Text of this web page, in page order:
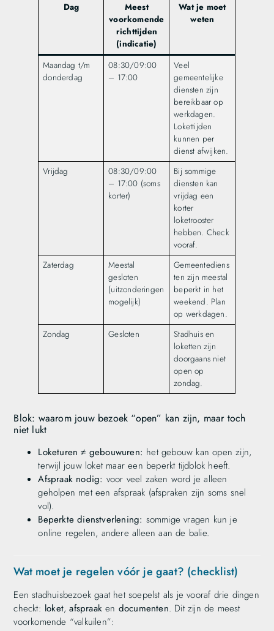
Dag
Meest
voorkomende
richttijden
(indicatie)
Wat je moet
weten
Maandag t/m
donderdag
08:30/09:00
– 17:00
Veel
gemeentelijke
diensten zijn
bereikbaar op
werkdagen.
Lokettijden
kunnen per
dienst afwijken.
Vrijdag
08:30/09:00
– 17:00 (soms
korter)
Bij sommige
diensten kan
vrijdag een
korter
loketrooster
hebben. Check
vooraf.
Zaterdag
Meestal
gesloten
(uitzonderingen
mogelijk)
Gemeentediens
ten zijn meestal
beperkt in het
weekend. Plan
op werkdagen.
Zondag
Gesloten
Stadhuis en
loketten zijn
doorgaans niet
open op
zondag.
Blok: waarom jouw bezoek “open” kan zijn, maar toch
niet lukt
Loketuren ≠ gebouwuren: het gebouw kan open zijn,
terwijl jouw loket maar een beperkt tijdblok heeft.
Afspraak nodig: voor veel zaken word je alleen
geholpen met een afspraak (afspraken zijn soms snel
vol).
Beperkte dienstverlening: sommige vragen kun je
online regelen, andere alleen aan de balie.
Wat moet je regelen vóór je gaat? (checklist)
Een stadhuisbezoek gaat het soepelst als je vooraf drie dingen
checkt: loket,afspraak en documenten. Dit zijn de meest
voorkomende “valkuilen”: